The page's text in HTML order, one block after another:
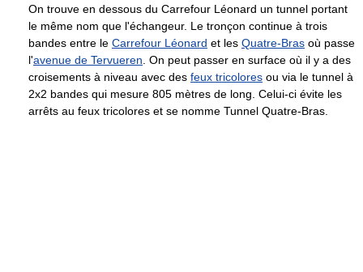
On trouve en dessous du Carrefour Léonard un tunnel portant
le même nom que l'échangeur. Le tronçon continue à trois
bandes entre le Carrefour Léonard et les Quatre-Bras où passe
l'avenue de Tervueren. On peut passer en surface où il y a des
croisements à niveau avec des feux tricolores ou via le tunnel à
2x2 bandes qui mesure 805 mètres de long. Celui-ci évite les
arrêts au feux tricolores et se nomme Tunnel Quatre-Bras.